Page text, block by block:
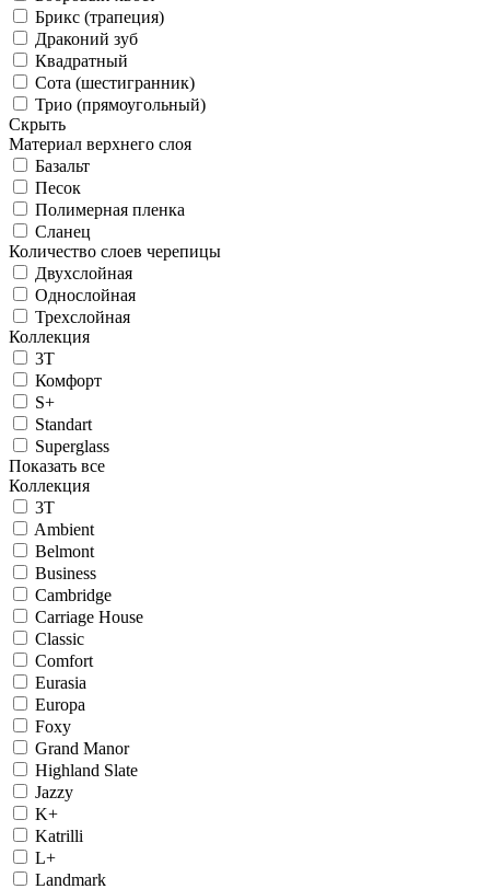
Брикс (трапеция)
Драконий зуб
Квадратный
Сота (шестигранник)
Трио (прямоугольный)
Скрыть
Материал верхнего слоя
Базальт
Песок
Полимерная пленка
Сланец
Количество слоев черепицы
Двухслойная
Однослойная
Трехслойная
Коллекция
3T
Комфорт
S+
Standart
Superglass
Показать все
Коллекция
3T
Ambient
Belmont
Business
Cambridge
Carriage House
Classic
Comfort
Eurasia
Europa
Foxy
Grand Manor
Highland Slate
Jazzy
K+
Katrilli
L+
Landmark